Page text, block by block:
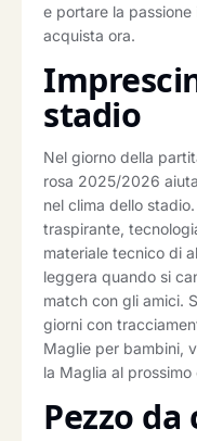
e portare la
acquista ora.
stadio
Nel giorno della
rosa 2025/2026
nel clima dello
traspirante,
materiale tecnico di
leggera quando si
match con gli amici.
giorni con
Maglie per bambini,
la Maglia al
Pezzo